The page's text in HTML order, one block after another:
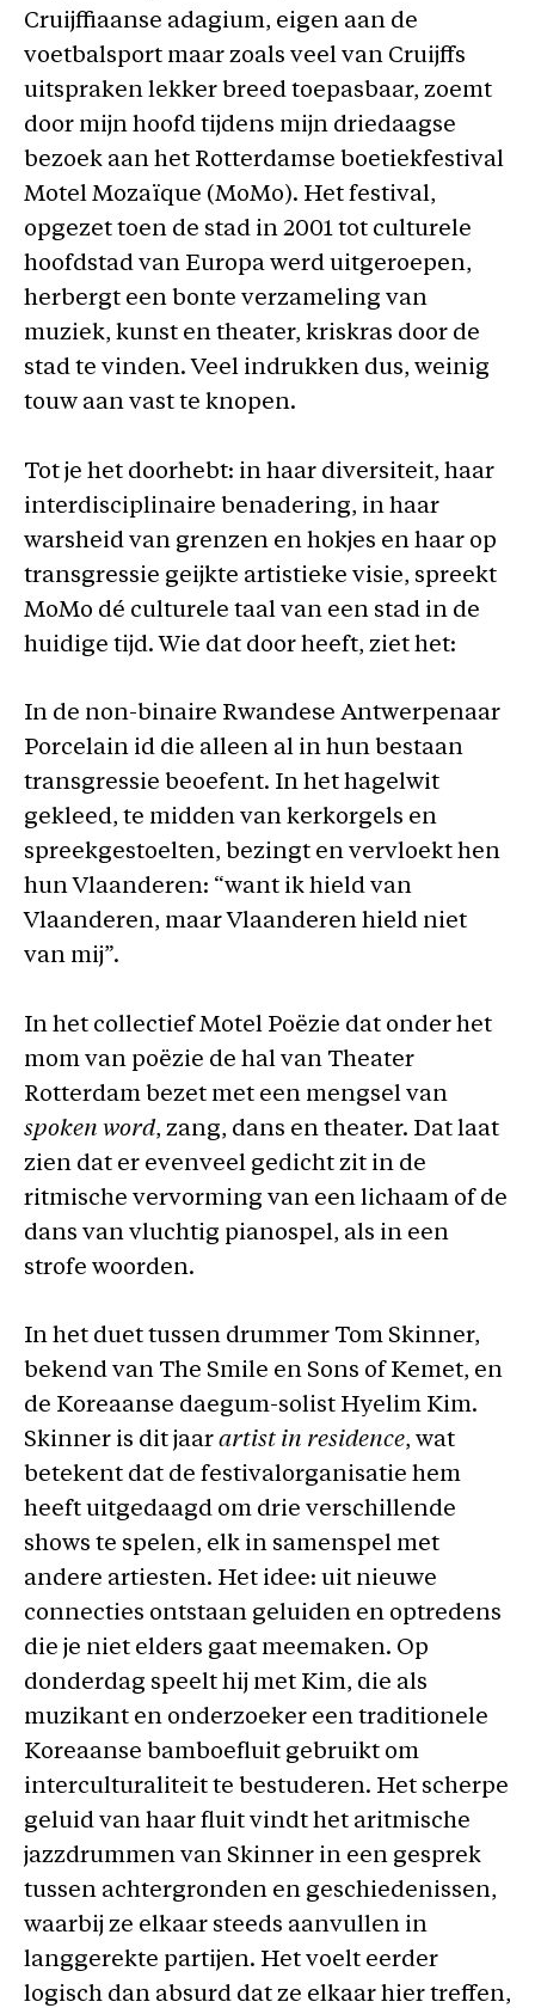
Cruijffiaanse adagium, eigen aan de
voetbalsport maar zoals veel van Cruijffs
uitspraken lekker breed toepasbaar, zoemt
door mijn hoofd tijdens mijn driedaagse
bezoek aan het Rotterdamse boetiekfestival
Motel Mozaïque (MoMo). Het festival,
opgezet toen de stad in 2001 tot culturele
hoofdstad van Europa werd uitgeroepen,
herbergt een bonte verzameling van
muziek, kunst en theater, kriskras door de
stad te vinden. Veel indrukken dus, weinig
touw aan vast te knopen.
Tot je het doorhebt: in haar diversiteit, haar
interdisciplinaire benadering, in haar
warsheid van grenzen en hokjes en haar op
transgressie geijkte artistieke visie, spreekt
MoMo dé culturele taal van een stad in de
huidige tijd. Wie dat door heeft, ziet het:
In de non-binaire Rwandese Antwerpenaar
Porcelain id die alleen al in hun bestaan
transgressie beoefent. In het hagelwit
gekleed, te midden van kerkorgels en
spreekgestoelten, bezingt en vervloekt hen
hun Vlaanderen: “want ik hield van
Vlaanderen, maar Vlaanderen hield niet
van mij”.
In het collectief Motel Poëzie dat onder het
mom van poëzie de hal van Theater
Rotterdam bezet met een mengsel van
spoken word, zang, dans en theater. Dat laat
zien dat er evenveel gedicht zit in de
ritmische vervorming van een lichaam of de
dans van vluchtig pianospel, als in een
strofe woorden.
In het duet tussen drummer Tom Skinner,
bekend van The Smile en Sons of Kemet, en
de Koreaanse daegum-solist Hyelim Kim.
Skinner is dit jaar artist in residence, wat
betekent dat de festivalorganisatie hem
heeft uitgedaagd om drie verschillende
shows te spelen, elk in samenspel met
andere artiesten. Het idee: uit nieuwe
connecties ontstaan geluiden en optredens
die je niet elders gaat meemaken. Op
donderdag speelt hij met Kim, die als
muzikant en onderzoeker een traditionele
Koreaanse bamboefluit gebruikt om
interculturaliteit te bestuderen. Het scherpe
geluid van haar fluit vindt het aritmische
jazzdrummen van Skinner in een gesprek
tussen achtergronden en geschiedenissen,
waarbij ze elkaar steeds aanvullen in
langgerekte partijen. Het voelt eerder
logisch dan absurd dat ze elkaar hier treffen,